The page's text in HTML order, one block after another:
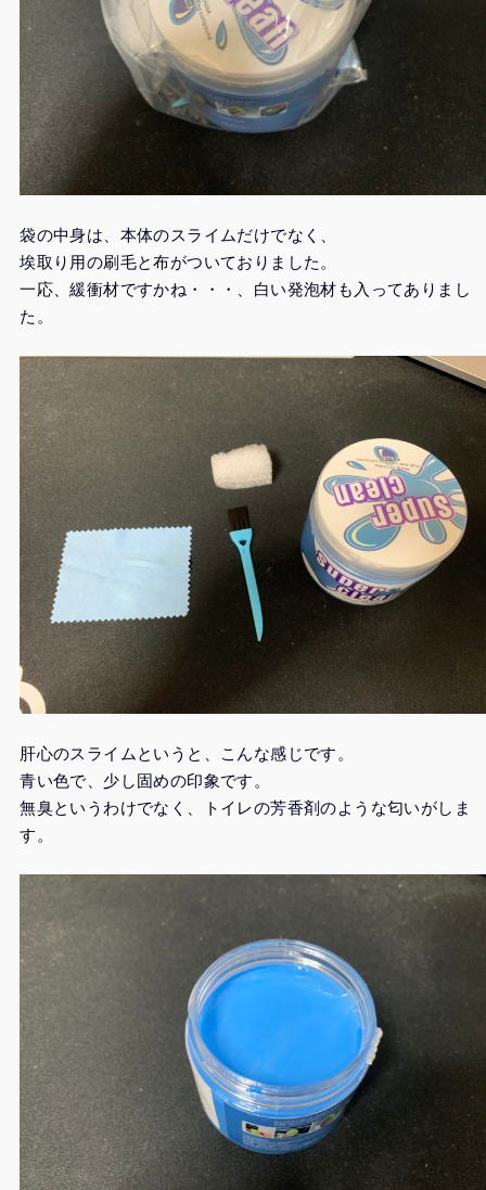
袋の中身は、本体のスライムだけでなく、
埃取り用の刷毛と布がついておりました。
一応、緩衝材ですかね・・・、白い発泡材も入ってありまし
た。
肝心のスライムというと、こんな感じです。
青い色で、少し固めの印象です。
無臭というわけでなく、トイレの芳香剤のような匂いがしま
す。